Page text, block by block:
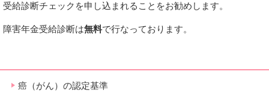
受給診断チェックを申し込まれることをお勧めします。
障害年金受給診断は無料で行なっております。
癌（がん）の認定基準